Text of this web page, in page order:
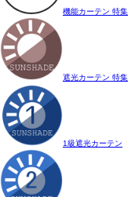
機能カーテン 特集
遮光カーテン 特集
1級遮光カーテン